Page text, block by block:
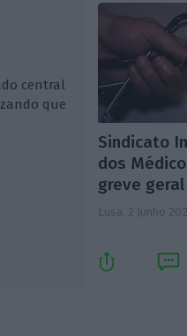
central
que
Sindicato
dos
greve geral
Lusa, 2 Junho